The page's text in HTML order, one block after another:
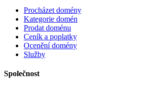
Procházet domény
Kategorie domén
Prodat doménu
Ceník a poplatky
Ocenění domény
Služby
Společnost